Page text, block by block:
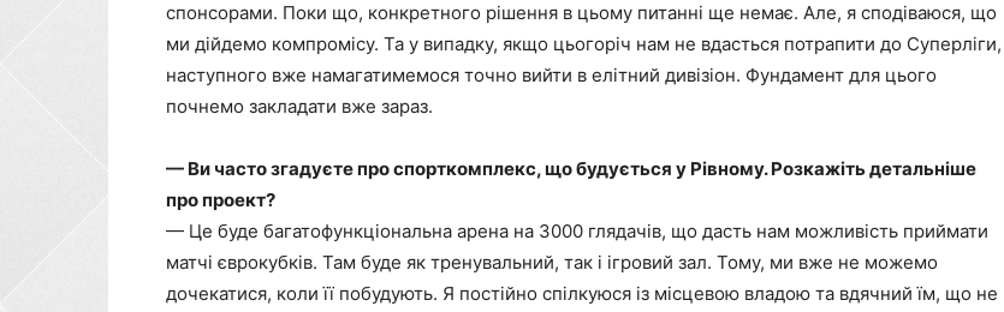
спонсорами. Поки що, конкретного рішення в цьому питанні ще немає. Але, я сподіваюся, що
ми дійдемо компромісу. Та у випадку, якщо цьогоріч нам не вдасться потрапити до Суперліги,
наступного вже намагатимемося точно вийти в елітний дивізіон. Фундамент для цього
почнемо закладати вже зараз.
— Ви часто згадуєте про спорткомплекс, що будується у Рівному. Розкажіть детальніше
про проект?
— Це буде багатофункціональна арена на 3000 глядачів, що дасть нам можливість приймати
матчі єврокубків. Там буде як тренувальний, так і ігровий зал. Тому, ми вже не можемо
дочекатися, коли її побудують. Я постійно спілкуюся із місцевою владою та вдячний їм, що не